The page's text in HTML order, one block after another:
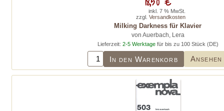
Milking Darkness für Klavier
von Auerbach, Lera
Lieferzeit: 2-5 Werktagefür bis zu 100 Stück (DE)
In den Warenkorb Ansehen
inkl. 7 % MwSt.
zzgl. Versandkosten